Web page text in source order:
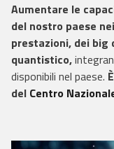
Aumentare le
del nostro paese
prestazioni, dei big
quantistico,
disponibili nel paese.
del Centro